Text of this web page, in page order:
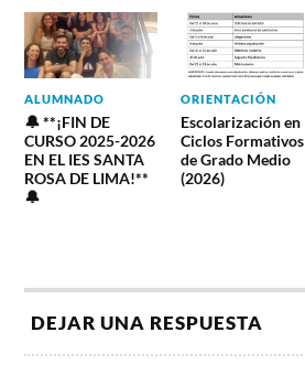
ALUMNADO
🔔 **¡FIN DE
CURSO 2025-2026
EN EL IES SANTA
ROSA DE LIMA!**
🔔
ORIENTACIÓN
Escolarización en
Ciclos Formativos
de Grado Medio
(2026)
DEJAR UNA RESPUESTA